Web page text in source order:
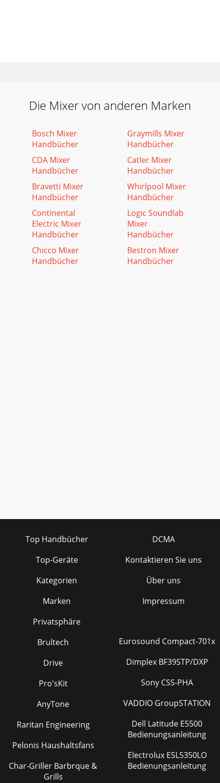
Die Mixer von anderen Marken
Bosch Mixer
Handbücher
CDA Mixer
Handbücher
Bravetti Mixer
Handbücher
Continental
Electric Mixer
Handbücher
Chicco Mixer
Handbücher
Graymills Mixer
Handbücher
Catler Mixer
Handbücher
Whirlpool Mixer
Handbücher
Logic Soundlab
Mixer
Handbücher
Bestron Mixer
Handbücher
Top Handbücher
Top-Geräte
Kategorien
Marken
Privatsphäre
DCMA
Kontaktieren Sie uns
Über uns
Impressum
Brultech
Drive
Pro'sKit
AnyTone
Raritan Engineering
Pelonis Haushaltsfans
Char-Griller Barbrque &
Grills
Eurosound Compact-701x
Dimplex BF39STP/DXP
Sony CSS-PHA
VADDIO GroupSTATION
Dell Latitude E5500
Bedienungsanleitung
Electrolux ESL5350LO
Bedienungsanleitung